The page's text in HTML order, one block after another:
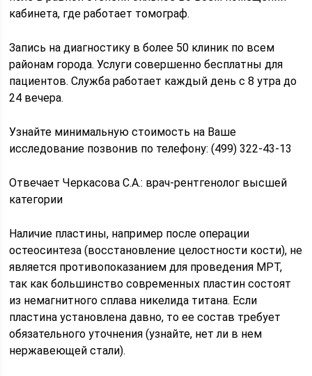
кабинета, где работает томограф.
Запись на диагностику в более 50 клиник по всем
районам города. Услуги совершенно бесплатны для
пациентов. Служба работает каждый день с 8 утра до
24 вечера.
Узнайте минимальную стоимость на Ваше
исследование позвонив по телефону: (499) 322-43-13
Отвечает Черкасова С.А.: врач-рентгенолог высшей
категории
Наличие пластины, например после операции
остеосинтеза (восстановление целостности кости), не
является противопоказанием для проведения МРТ,
так как большинство современных пластин состоят
из немагнитного сплава никелида титана. Если
пластина установлена давно, то ее состав требует
обязательного уточнения (узнайте, нет ли в нем
нержавеющей стали).